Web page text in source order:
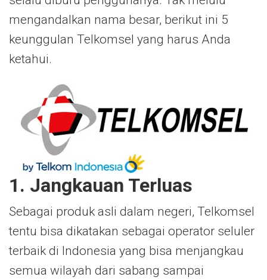
mengandalkan nama besar, berikut ini 5
keunggulan Telkomsel yang harus Anda
ketahui.
1. Jangkauan Terluas
Sebagai produk asli dalam negeri, Telkomsel
tentu bisa dikatakan sebagai operator seluler
terbaik di Indonesia yang bisa menjangkau
semua wilayah dari sabang sampai